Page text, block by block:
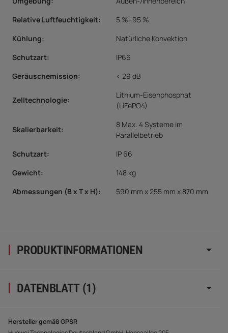
PRODUKTINFORMATIONEN
Relative Luftfeuchtigkeit:
5 %–95 %
Kühlung:
Natürliche Konvektion
Schutzart:
IP66
Geräuschemission: < 29 dB
Zelltechnologie:
Lithium-Eisenphosphat
(LiFePO4)
Skalierbarkeit:
8 Max. 4 Systeme im
Parallelbetrieb
Schutzart:
IP 66
Gewicht:
148 kg
Abmessungen (B x T x H): 590 mm x 255 mm x 870 mm
DATENBLATT (1)
Hersteller gemäß GPSR